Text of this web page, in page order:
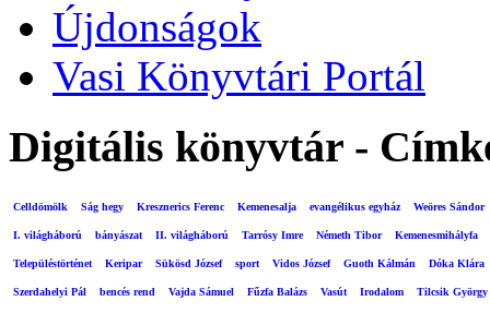
Újdonságok
Vasi Könyvtári Portál
Digitális könyvtár -
Celldömölk Ság hegy Kresznerics Ferenc Kemenesalja evangélikus egyház Weöres Sándor
I. világháború bányászat II. világháború Tarrósy Imre Németh Tibor Kemenesmihályfa
Településtörténet Keripar Sükösd József sport Vidos József Guoth Kálmán Dóka Klára
Szerdahelyi Pál bencés rend Vajda Sámuel Fűzfa Balázs Vasút Irodalom Tilcsik György